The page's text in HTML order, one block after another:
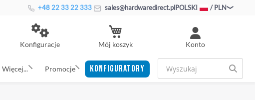
+48 22 33 22 333 sales@hardwaredirect.plPOLSKI / PLN
Konto
Konfiguracje Mój koszyk
Więcej... Promocje KONFIGURATORY